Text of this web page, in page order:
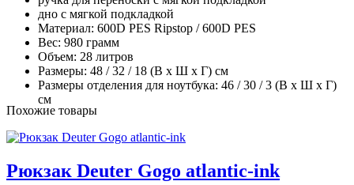
дно с мягкой подкладкой
Материал: 600D PES Ripstop / 600D PES
Вес: 980 грамм
Объем: 28 литров
Размеры: 48 / 32 / 18 (В x Ш x Г) см
Размеры отделения для ноутбука: 46 / 30 / 3 (В x Ш x Г)
см
Похожие товары
Рюкзак Deuter Gogo atlantic-ink